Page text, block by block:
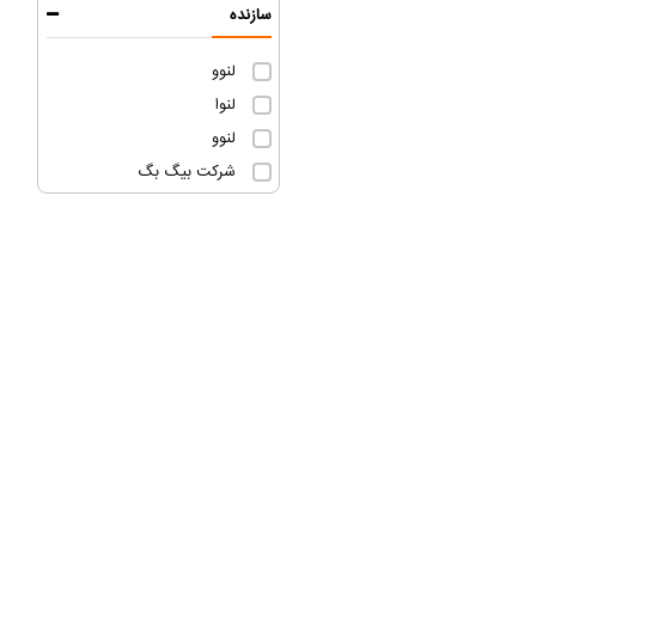
سازنده
لنوو
لنوا
لنوو
شرکت بیگ بگ